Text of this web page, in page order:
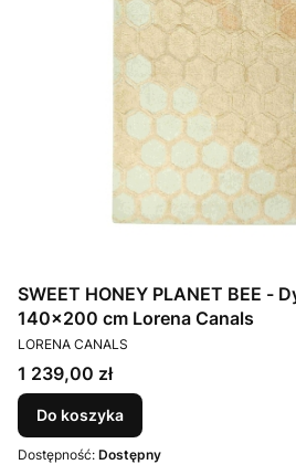
SWEET HONEY PLANET BEE -
140x200 cm Lorena Canals
PRODUCENT
LORENA CANALS
Cena
1 239,00 zł
Do koszyka
Dostępność: Dostępny